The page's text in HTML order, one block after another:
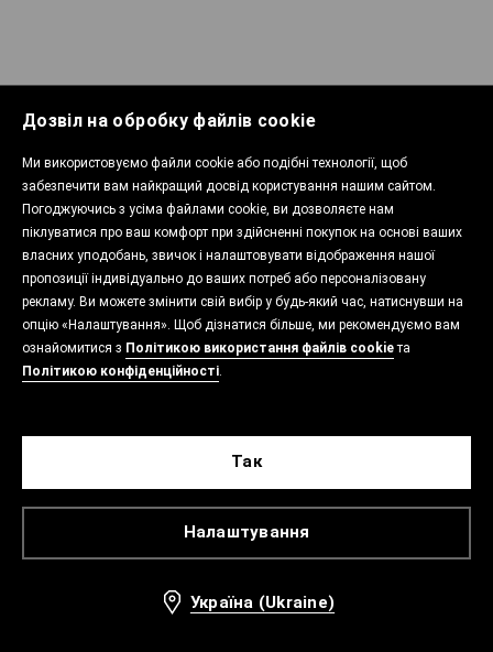
Дозвіл на обробку файлів cookie
Ми використовуємо файли cookie або подібні технології, щоб
забезпечити вам найкращий досвід користування нашим сайтом.
Погоджуючись з усіма файлами cookie, ви дозволяєте нам
піклуватися про ваш комфорт при здійсненні покупок на основі ваших
власних уподобань, звичок і налаштовувати відображення нашої
пропозиції індивідуально до ваших потреб або персоналізовану
рекламу. Ви можете змінити свій вибір у будь-який час, натиснувши на
опцію «Налаштування». Щоб дізнатися більше, ми рекомендуємо вам
ознайомитися з Політикою використання файлів cookieта
Політикою конфіденційності.
Налаштування
Так
Україна (Ukraine)